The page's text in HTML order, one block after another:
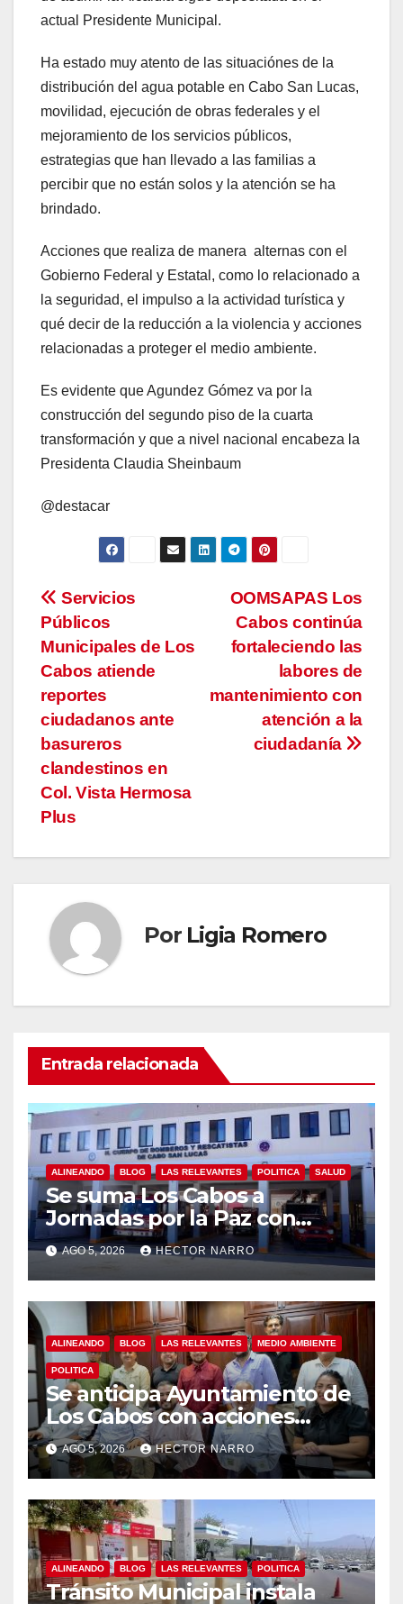
actual Presidente Municipal.
Ha estado muy atento de las situaciónes de la
distribución del agua potable en Cabo San Lucas,
movilidad, ejecución de obras federales y el
mejoramiento de los servicios públicos,
estrategias que han llevado a las familias a
percibir que no están solos y la atención se ha
brindado.
Acciones que realiza de manera alternas con el
Gobierno Federal y Estatal, como lo relacionado a
la seguridad, el impulso a la actividad turística y
qué decir de la reducción a la violencia y acciones
relacionadas a proteger el medio ambiente.
Es evidente que Agundez Gómez va por la
construcción del segundo piso de la cuarta
transformación y que a nivel nacional encabeza la
Presidenta Claudia Sheinbaum
@destacar
Navegación
de
entradas
OOMSAPAS Los
Cabos continúa
fortaleciendo las
labores de
mantenimiento con
atención a la
ciudadanía
Servicios
Públicos
Municipales de Los
Cabos atiende
reportes
ciudadanos ante
basureros
clandestinos en
Col. Vista Hermosa
Plus
Por Ligia Romero
Entrada relacionada
ALINEANDO BLOG LAS RELEVANTES POLITICA SALUD
Se suma Los Cabos a
Jornadas por la Paz con
capacitación en primeros
auxilios para jóvenes
AGO 5, 2026 HECTOR NARRO
ALINEANDO BLOG LAS RELEVANTES MEDIO AMBIENTE
POLITICA
Se anticipa Ayuntamiento de
Los Cabos con acciones
preventivas ante lluvias en el
centro histórico
AGO 5, 2026 HECTOR NARRO
ALINEANDO BLOG LAS RELEVANTES POLITICA
Tránsito Municipal instala